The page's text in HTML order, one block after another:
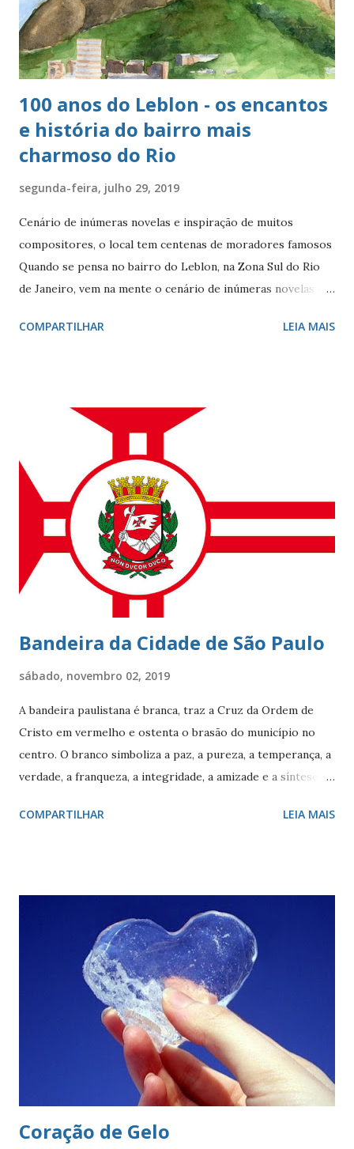
100 anos do Leblon - os encantos
e história do bairro mais
charmoso do Rio
segunda-feira, julho 29, 2019
Cenário de inúmeras novelas e inspiração de muitos
compositores, o local tem centenas de moradores famosos
Quando se pensa no bairro do Leblon, na Zona Sul do Rio
de Janeiro, vem na mente o cenário de inúmeras novelas de
compositores e poetas. Como defini-lo? Calmo e elegante.
pelo seu cartão-postal: o mar e o Morro Dois Irmãos. A
localidade uma das mais cobiçadas da cidade e um dos
bairros mais caros do país. No último dia 26 de julho, o
Leblon completou 100 anos de histórias. Francisca Ornellas
Teles e Charles Le Blond Charles Le Blond, 1804-1880,
chegou ao Rio de Janeiro em 1830, proveniente de
Marselha fundando a empresa ‘Navegação Aliança’ com a
finalidade de explor...
COMPARTILHAR LEIA MAIS
Bandeira da Cidade de São Paulo
sábado, novembro 02, 2019
A bandeira paulistana é branca, traz a Cruz da Ordem de
Cristo em vermelho e ostenta o brasão do município no
centro. O branco simboliza a paz, a pureza, a temperança, a
verdade, a franqueza, a integridade, a amizade e a síntese
valor, a galhardia, a generosidade e a honra. A cruz evoca a
Paulo. O brasão consiste num braço armado empunhando
um pendão branco, de de quatro pontas farpadas,
ostentando a cruz da Ordem de Cristo. O pendão está
fixado em uma haste lanceada, em prata. Encimando o
escudo há uma coroa em ouro, com quatro torres, três
ameias, com uma porta cada. Suportes: dois ramos de café,
frutificados, na sua cor natural. Divisa: ‘Non ducor duco’
(não sou conduzido, conduzo). . A cr...
COMPARTILHAR LEIA MAIS
Coração de Gelo